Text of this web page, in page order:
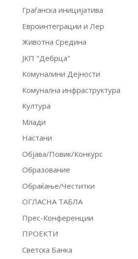
Граѓанска иницијатива
Евроинтеграции и Лер
Животна Средина
ЈКП "Дебрца"
Комуналини Дејности
Комунална инфраструктура
Култура
Млади
Настани
Објава/Повик/Конкурс
Образование
Обраќање/Честитки
ОГЛАСНА ТАБЛА
Прес-Конференции
ПРОЕКТИ
Светска Банка